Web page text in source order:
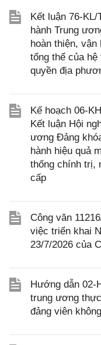
Kết luận 76-
hành Trung
hoàn thiện,
tổng thể của
quyền địa
Kế hoạch 06-
Kết luận Hội
ương Đảng
hành hiệu quả
thống chính trị,
cấp
Công văn
việc triển khai
23/7/2026 của
Hướng dẫn 02-
trung ương
đảng viên